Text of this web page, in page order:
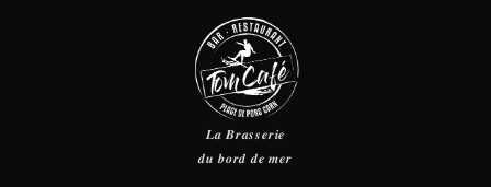
𝑳𝒂 𝑩𝒓𝒂𝒔𝒔𝒆𝒓𝒊𝒆
𝒅𝒖 𝒃𝒐𝒓𝒅 𝒅𝒆 𝒎𝒆𝒓⁠